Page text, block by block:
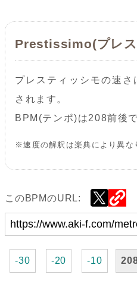
Prestissimo(プレ
プレスティッシモの速さ
されます。
BPM(テンポ)は208前後で
※速度の解釈は楽典により異な
このBPMのURL:
-30 -20 -10